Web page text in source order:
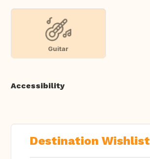
Guitar
Accessibility
Destination Wishlist